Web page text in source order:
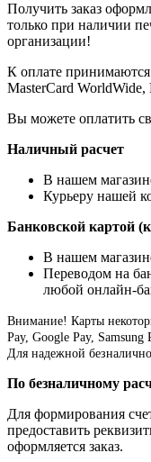
Получить заказ
только при наличии
организации!
К оплате
MasterCard
Вы можете оплатить
Наличный расчет
В нашем
Курьеру нашей
Банковской картой
В нашем
Переводом на
любой онлайн-
Внимание! Карты
Pay, Google Pay,
Для надежной
По безналичному
Для формирования
предоставить
оформляется заказ.